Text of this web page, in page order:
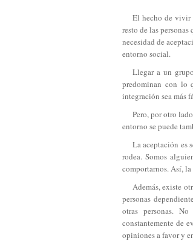
El hecho de vivir
resto de las
necesidad de
entorno social.
Llegar a un
predominan con lo
integración sea más
Pero, por otro
entorno se puede
La aceptación es
rodea. Somos
comportarnos. Así, la
Además, existe
personas
otras personas.
constantemente de
opiniones a favor y